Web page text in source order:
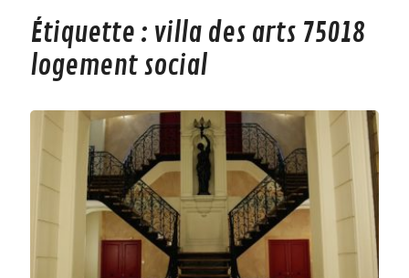
Étiquette : villa des arts 75018
logement social